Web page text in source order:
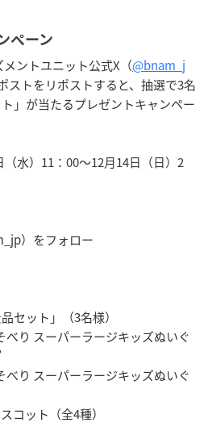
ペーン
ントユニット公式X（@bnam_j
ストをリポストすると、抽選で3名
」が当たるプレゼントキャンペー
水）11：00～12月14日（日）2
）をフォロー
セット」（3名様）
べり スーパーラージキッズぬいぐ
べり スーパーラージキッズぬいぐ
コット（全4種）